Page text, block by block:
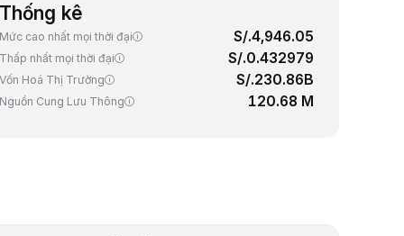
Thống kê
Mức cao nhất mọi thời đại S/.4,946.05
Thấp nhất mọi thời đại S/.0.432979
Vốn Hoá Thị Trường S/.230.86B
Nguồn Cung Lưu Thông 120.68 M